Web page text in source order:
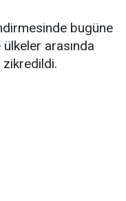
bugüne
arasında
zikredildi.